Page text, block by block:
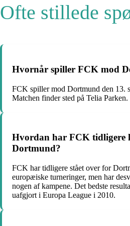
Ofte stillede
Hvornår spiller FCK mod
FCK spiller mod Dortmund den 13.
Matchen finder sted på Telia Parken.
Hvordan har FCK tidligere
Dortmund?
FCK har tidligere stået over for
europæiske turneringer, men har
nogen af kampene. Det bedste
uafgjort i Europa League i 2010.